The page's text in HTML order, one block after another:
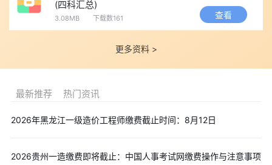
传。照片准备：首次报考人员需准备经照片审核工具处理的本人半
年内白底证件照片。账号注册：建议考生及早登录中国人事考试网
报名参加考试。缴费确认：缴费成功即视为报名完成，已缴费用不
一天。
料，大家按需下载>>
>>2026年一级造价工程师思维导图(四科汇总)
(四科汇总)
3.08MB 下载数161 查看
更多资料 >
最新推荐 热门资讯
2026年黑龙江一级造价工程师缴费截止时间：8月12日
2026贵州一造缴费即将截止：中国人事考试网缴费操作与注意事项